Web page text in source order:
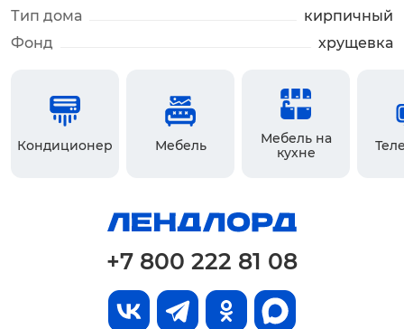
Тип дома
кирпичный
Фонд
хрущевка
Кондиционер Мебель
Мебель на
кухне
+7 800 222 81 08